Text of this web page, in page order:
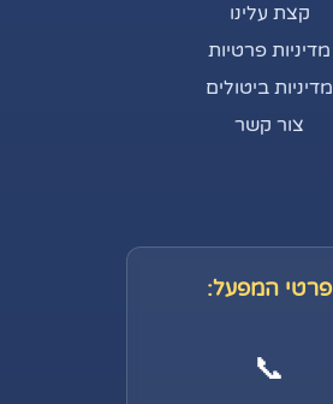
קצת עלינו
מדיניות פרטיות
מדיניות ביטולים
צור קשר
פרטי המפעל:
📞